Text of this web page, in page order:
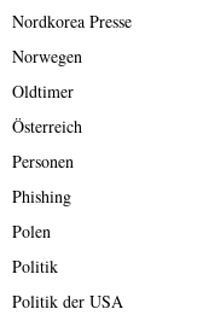
Nordkorea Presse
Norwegen
Oldtimer
Österreich
Personen
Phishing
Polen
Politik
Politik der USA